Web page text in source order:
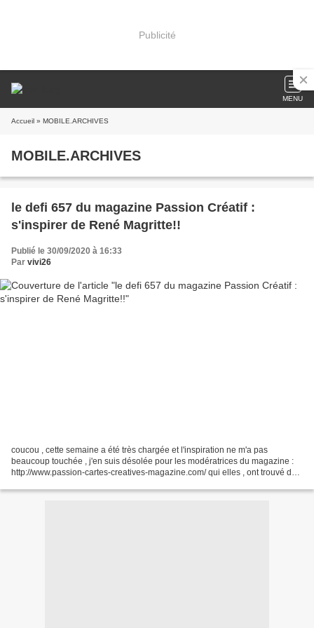
Publicité
MENU
Accueil » MOBILE.ARCHIVES
MOBILE.ARCHIVES
le defi 657 du magazine Passion Créatif :
s'inspirer de René Magritte!!
Publié le 30/09/2020 à 16:33
Par vivi26
coucou , cette semaine a été très chargée et l'inspiration ne m'a pas
beaucoup touchée , j'en suis désolée pour les modératrices du magazine :
http://www.passion-cartes-creatives-magazine.com/ qui elles , ont trouvé des